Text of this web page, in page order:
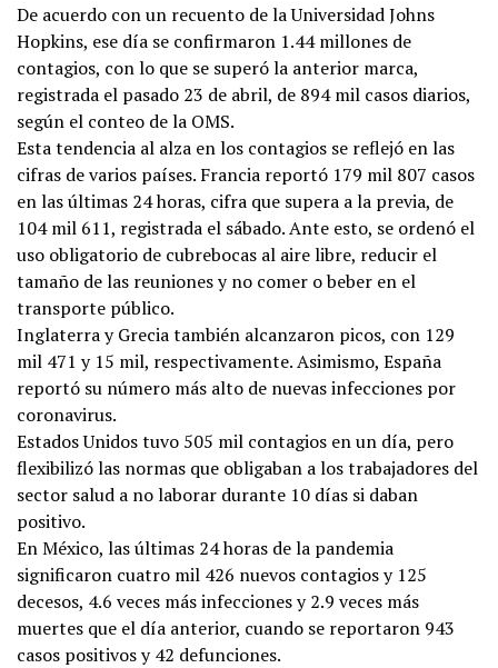
De acuerdo con un recuento de la Universidad Johns
Hopkins, ese día se confirmaron 1.44 millones de
contagios, con lo que se superó la anterior marca,
registrada el pasado 23 de abril, de 894 mil casos diarios,
según el conteo de la OMS.
Esta tendencia al alza en los contagios se reflejó en las
cifras de varios países. Francia reportó 179 mil 807 casos
en las últimas 24 horas, cifra que supera a la previa, de
104 mil 611, registrada el sábado. Ante esto, se ordenó el
uso obligatorio de cubrebocas al aire libre, reducir el
tamaño de las reuniones y no comer o beber en el
transporte público.
Inglaterra y Grecia también alcanzaron picos, con 129
mil 471 y 15 mil, respectivamente. Asimismo, España
reportó su número más alto de nuevas infecciones por
coronavirus.
Estados Unidos tuvo 505 mil contagios en un día, pero
flexibilizó las normas que obligaban a los trabajadores del
sector salud a no laborar durante 10 días si daban
positivo.
En México, las últimas 24 horas de la pandemia
significaron cuatro mil 426 nuevos contagios y 125
decesos, 4.6 veces más infecciones y 2.9 veces más
muertes que el día anterior, cuando se reportaron 943
casos positivos y 42 defunciones.